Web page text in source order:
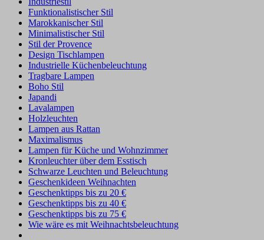
Funktionalistischer Stil
Marokkanischer Stil
Minimalistischer Stil
Stil der Provence
Design Tischlampen
Industrielle Küchenbeleuchtung
Tragbare Lampen
Boho Stil
Japandi
Lavalampen
Holzleuchten
Lampen aus Rattan
Maximalismus
Lampen für Küche und Wohnzimmer
Kronleuchter über dem Esstisch
Schwarze Leuchten und Beleuchtung
Geschenkideen Weihnachten
Geschenktipps bis zu 20 €
Geschenktipps bis zu 40 €
Geschenktipps bis zu 75 €
Wie wäre es mit Weihnachtsbeleuchtung